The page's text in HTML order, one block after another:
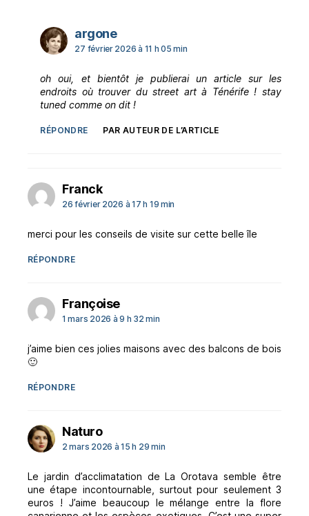
argonedit :
27 février 2026 à 11 h 05 min
oh oui, et bientôt je publierai un article sur les
endroits où trouver du street art à Ténérife ! stay
tuned comme on dit !
RÉPONDRE PAR AUTEUR DE L’ARTICLE
Franckdit :
26 février 2026 à 17 h 19 min
merci pour les conseils de visite sur cette belle île
RÉPONDRE
Françoisedit :
1 mars 2026 à 9 h 32 min
j’aime bien ces jolies maisons avec des balcons de bois
🙂
RÉPONDRE
Naturodit :
2 mars 2026 à 15 h 29 min
Le jardin d’acclimatation de La Orotava semble être
une étape incontournable, surtout pour seulement 3
euros ! J’aime beaucoup le mélange entre la flore